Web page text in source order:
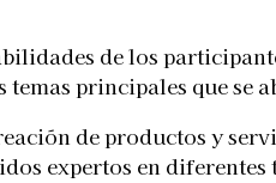
de los
principales que se
de productos y
expertos en diferentes